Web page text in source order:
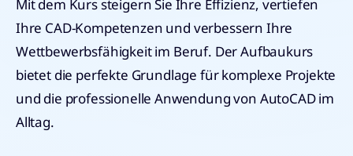
Mit dem Kurs steigern Sie Ihre Effizienz, vertiefen
Ihre CAD-Kompetenzen und verbessern Ihre
Wettbewerbsfähigkeit im Beruf. Der Aufbaukurs
bietet die perfekte Grundlage für komplexe Projekte
und die professionelle Anwendung von AutoCAD im
Alltag.